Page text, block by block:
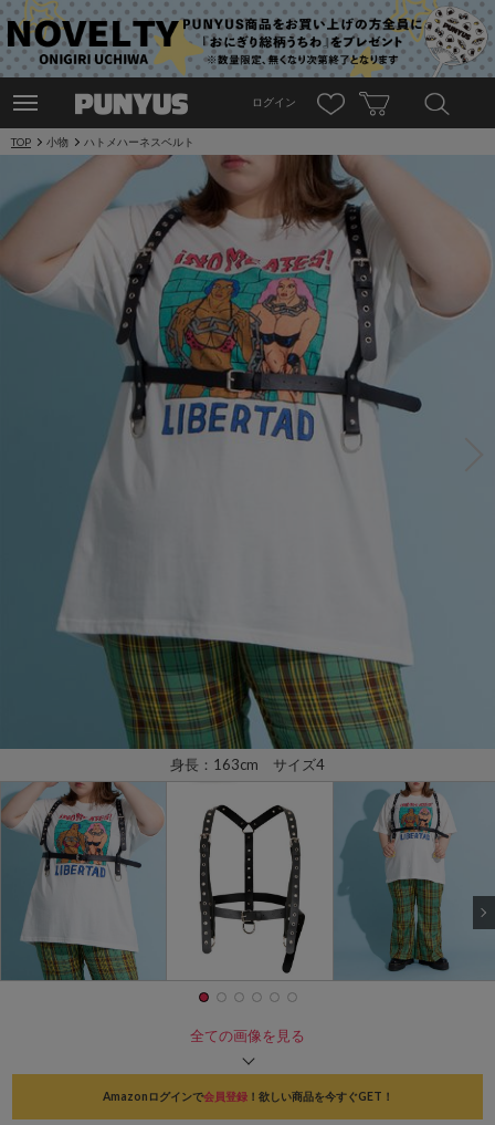
ログイン
TOP 小物 ハトメハーネスベルト
身長：163cm サイズ4
全ての画像を見る
Amazonログインで会員登録！欲しい商品を今すぐGET！